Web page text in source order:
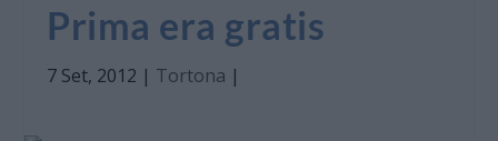
Prima era gratis
7 Set, 2012 | Tortona |